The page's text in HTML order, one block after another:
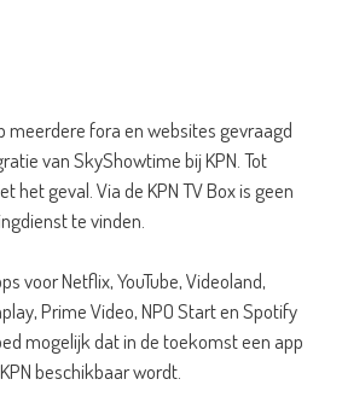
meerdere fora en websites gevraagd
van SkyShowtime bij KPN. Tot
het geval. Via de KPN TV Box is geen
te vinden.
voor Netflix, YouTube, Videoland,
Prime Video, NPO Start en Spotify
mogelijk dat in de toekomst een app
beschikbaar wordt.